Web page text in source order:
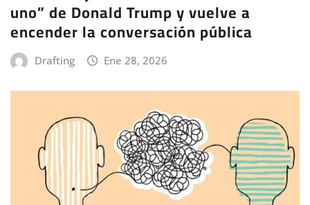
uno” de Donald Trump y vuelve a
encender la conversación pública
Drafting Ene 28, 2026